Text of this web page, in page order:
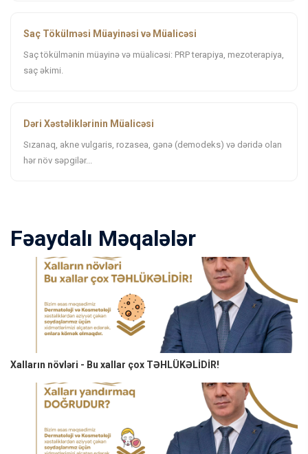
Saç Tökülməsi Müayinəsi və Müalicəsi
Saç tökülmənin müayinə və müalicəsi: PRP terapiya, mezoterapiya,
saç əkimi.
Dəri Xəstəliklərinin Müalicəsi
Sızanaq, akne vulgaris, rozasea, gənə (demodeks) və dəridə olan
hər növ səpgilər...
Fəaydalı Məqalələr
Xalların növləri - Bu xallar çox TƏHLÜKƏLİDİR!